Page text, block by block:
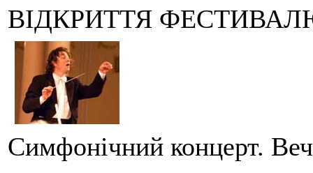
ВІДКРИТТЯ
Симфонічний концерт.